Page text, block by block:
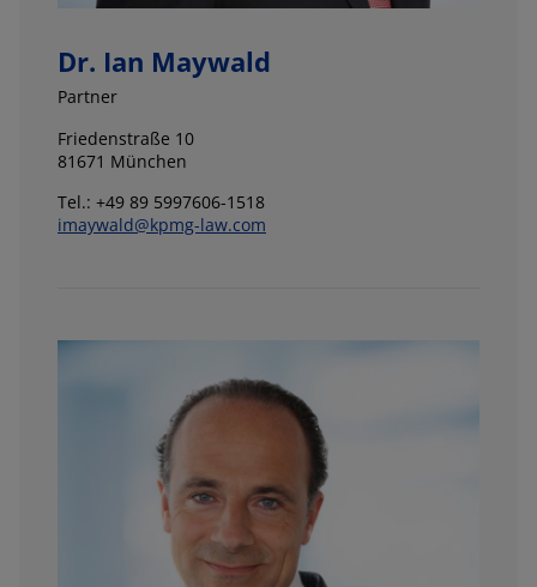
Dr. Ian Maywald
Partner
Friedenstraße 10
81671 München
Tel.: +49 89 5997606-1518
imaywald@kpmg-law.com